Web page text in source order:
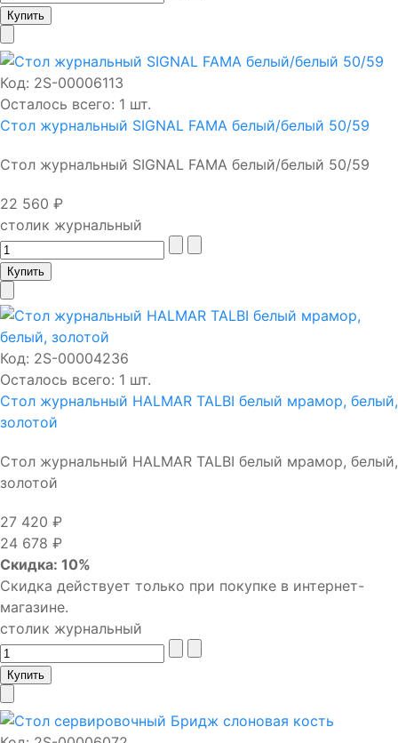
Код: 2S-00006113
Осталось всего: 1 шт.
Стол журнальный SIGNAL FAMA белый/белый 50/59
Стол журнальный SIGNAL FAMA белый/белый 50/59
22 560 ₽
столик журнальный
Код: 2S-00004236
Осталось всего: 1 шт.
Стол журнальный HALMAR TALBI белый мрамор, белый,
золотой
Стол журнальный HALMAR TALBI белый мрамор, белый,
золотой
27 420 ₽
24 678 ₽
Скидка: 10%
Скидка действует только при покупке в интернет-
магазине.
столик журнальный